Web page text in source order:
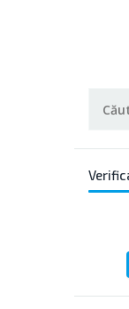
după: